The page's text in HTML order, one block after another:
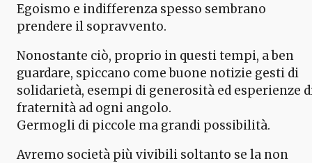
Egoismo e indifferenza spesso sembrano
prendere il sopravvento.
Nonostante ciò, proprio in questi tempi, a ben
guardare, spiccano come buone notizie gesti di
solidarietà, esempi di generosità ed esperienze
fraternità ad ogni angolo.
Germogli di piccole ma grandi possibilità.
Avremo società più vivibili soltanto se la non